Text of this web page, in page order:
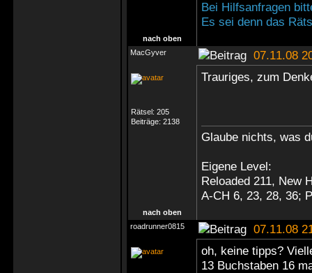
Bei Hilfsanfragen
Es sei denn das
nach oben
MacGyver
07.11.08
Rätsel: 205
Beiträge: 2138
Trauriges, zum
Glaube nichts, was
Eigene Level:
Reloaded 211, New
A-CH 6, 23, 28, 36;
nach oben
roadrunner0815
07.11.08
oh, keine tipps?
13 Buchstaben 16